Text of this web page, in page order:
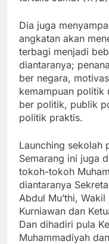
Dia juga
angkatan akan
terbagi menjadi
diantaranya;
ber negara,
kemampuan politik
ber politik, publik
politik praktis.
Launching
Semarang ini juga
tokoh-tokoh
diantaranya
Abdul Mu’thi, Wakil
Kurniawan dan
Dan dihadiri pula
Muhammadiyah